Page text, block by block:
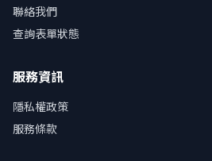
聯絡我們
查詢表單狀態
服務資訊
隱私權政策
服務條款